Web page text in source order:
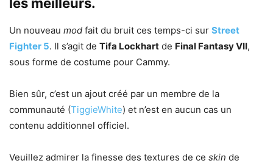
Un nouveau mod fait du bruit ces temps-ci sur Street
Fighter 5. Il s’agit de Tifa Lockhart de Final Fantasy VII,
sous forme de costume pour Cammy.
Bien sûr, c’est un ajout créé par un membre de la
communauté (TiggieWhite) et n’est en aucun cas un
contenu additionnel officiel.
Veuillez admirer la finesse des textures de ce skin de